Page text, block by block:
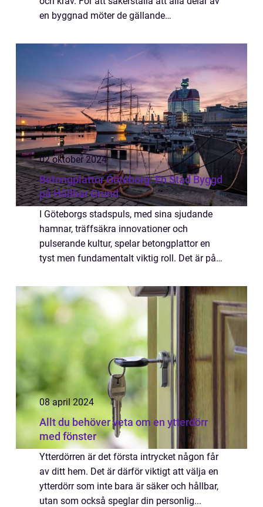
en byggnad möter de gällande
02 oktober 2024
Betongplattor Göteborg: En Stad Byggd
på Hållbar Grund
I Göteborgs stadspuls, med sina sjudande
hamnar, träffsäkra innovationer och
pulserande kultur, spelar betongplattor en
tyst men fundamentalt viktig roll. Det är på
mycket av stadsbild...
08 april 2024
Allt du behöver veta om en ytterdörr
med fönster
Ytterdörren är det första intrycket någon får
av ditt hem. Det är därför viktigt att välja en
ytterdörr som inte bara är säker och hållbar,
utan som också speglar din personlig...